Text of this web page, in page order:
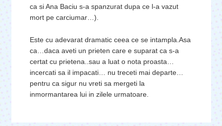
ca si Ana Baciu s-a spanzurat dupa ce l-a vazut
mort pe carciumar…).
Este cu adevarat dramatic ceea ce se intampla.Asa
ca…daca aveti un prieten care e suparat ca s-a
certat cu prietena..sau a luat o nota proasta…
incercati sa il impacati… nu treceti mai departe…
pentru ca sigur nu vreti sa mergeti la
inmormantarea lui in zilele urmatoare.